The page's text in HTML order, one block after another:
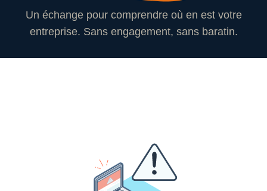
Un échange pour comprendre où en est votre
entreprise. Sans engagement, sans baratin.